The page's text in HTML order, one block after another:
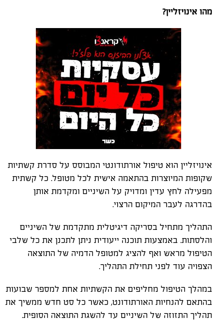
מהו אינויזליין?
אינויזליין הוא טיפול אורתודונטי המבוסס על סדרת קשתיות
שקופות המיוצרות בהתאמה אישית לכל מטופל. כל קשתית
מפעילה לחץ עדין ומדויק על השיניים ומקדמת אותן
בהדרגה לעבר המיקום הרצוי.
התהליך מתחיל בסריקה דיגיטלית מתקדמת של השיניים
והלסתות. באמצעות תוכנה ייעודית ניתן לתכנן את כל שלבי
הטיפול מראש ואף להציג למטופל הדמיה של התוצאה
הצפויה עוד לפני תחילת התהליך.
במהלך הטיפול מחליפים את הקשתיות אחת למספר שבועות
בהתאם להנחיות האורתודונט, כאשר כל סט חדש ממשיך את
תהליך התזוזה של השיניים עד להשגת התוצאה הסופית.